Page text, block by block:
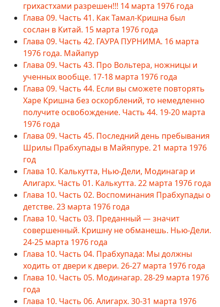
грихастхами разрешен!!! 14 марта 1976 года
Глава 09. Часть 41. Как Тамал-Кришна был
сослан в Китай. 15 марта 1976 года
Глава 09. Часть 42. ГАУРА ПУРНИМА. 16 марта
1976 года. Майапур
Глава 09. Часть 43. Про Вольтера, ножницы и
ученных вообще. 17-18 марта 1976 года
Глава 09. Часть 44. Если вы сможете повторять
Харе Кришна без оскорблений, то немедленно
получите освобождение. Часть 44. 19-20 марта
1976 года
Глава 09. Часть 45. Последний день пребывания
Шрилы Прабхупады в Майяпуре. 21 марта 1976
год
Глава 10. Калькутта, Нью-Дели, Модинагар и
Алигарх. Часть 01. Калькутта. 22 марта 1976 года
Глава 10. Часть 02. Воспоминания Прабхупады о
детстве. 23 марта 1976 года
Глава 10. Часть 03. Преданный — значит
совершенный. Кришну не обманешь. Нью-Дели.
24-25 марта 1976 года
Глава 10. Часть 04. Прабхупада: Мы должны
ходить от двери к двери. 26-27 марта 1976 года
Глава 10. Часть 05. Модинагар. 28-29 марта 1976
года
Глава 10. Часть 06. Алигарх. 30-31 марта 1976